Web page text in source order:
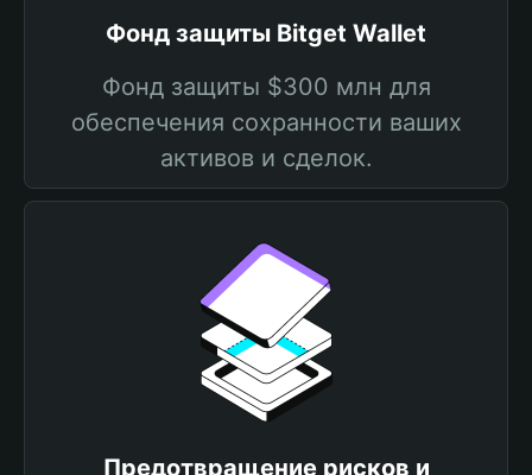
Фонд защиты Bitget Wallet
Фонд защиты $300 млн для
обеспечения сохранности ваших
активов и сделок.
Предотвращение рисков и